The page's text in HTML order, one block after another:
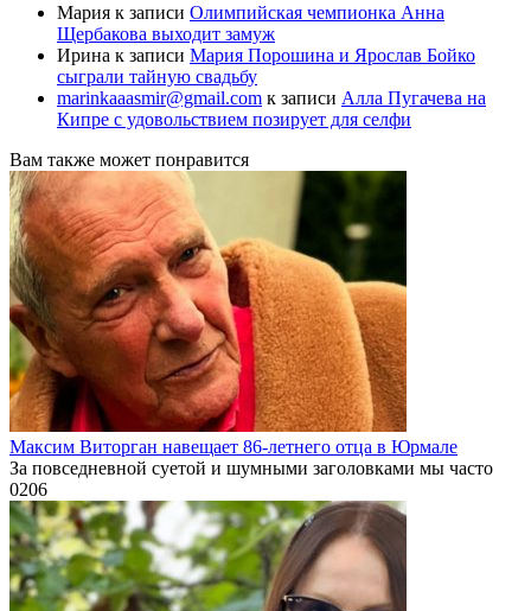
Мария к записи Олимпийская чемпионка Анна
Щербакова выходит замуж
Ирина к записи Мария Порошина и Ярослав Бойко
сыграли тайную свадьбу
marinkaaasmir@gmail.com к записи Алла Пугачева на
Кипре с удовольствием позирует для селфи
Вам также может понравится
Максим Виторган навещает 86-летнего отца в Юрмале
За повседневной суетой и шумными заголовками мы часто
0206